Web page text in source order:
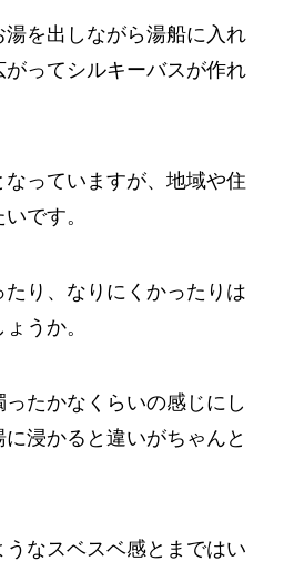
を出しながら湯船に入れ
ってシルキーバスが作れ
っていますが、地域や住
です。
り、なりにくかったりは
うか。
たかなくらいの感じにし
浸かると違いがちゃんと
なスベスベ感とまではい